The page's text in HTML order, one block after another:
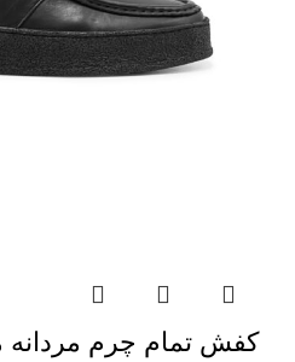
کفش تمام چرم مردانه